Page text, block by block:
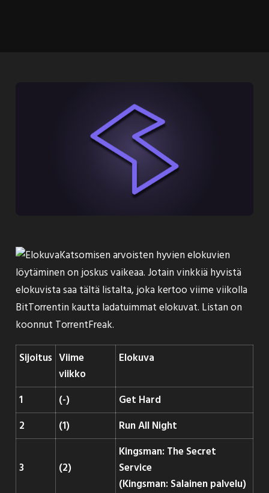
Katsomisen arvoisten hyvien elokuvien
löytäminen on joskus vaikeaa. Jotain vinkkiä hyvistä
elokuvista saa tältä listalta, joka kertoo viime viikolla
BitTorrentin kautta ladatuimmat elokuvat. Listan on
koonnut TorrentFreak.
Sijoitus Viime
viikko
Elokuva
1 (-)
Get Hard
2
(1) Run All Night
3 (2)
Kingsman: The Secret
Service
(Kingsman: Salainen palvelu)